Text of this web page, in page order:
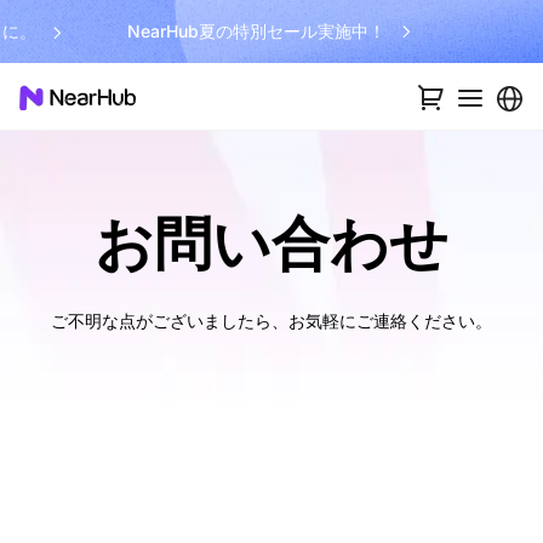
。 NearHub夏の特別セール実施中！
お問い合わせ
ご不明な点がございましたら、お気軽にご連絡ください。